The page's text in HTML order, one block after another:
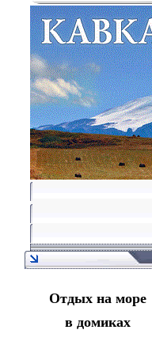
Отдых на море
в домиках